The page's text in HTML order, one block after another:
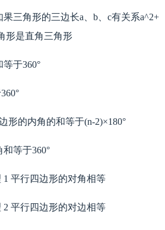
三角形的三边长a、b、c有关系a^2+
形是直角三角形
于360°
形的内角的和等于(n-2)×180°
等于360°
1 平行四边形的对角相等
2 平行四边形的对边相等